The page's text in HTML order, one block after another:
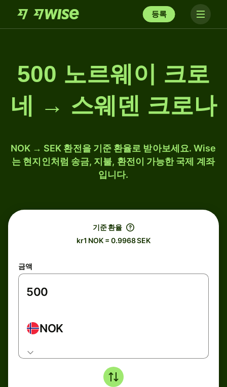
등록
500 노르웨이 크로
네 → 스웨덴 크로나
NOK → SEK 환전을 기준 환율로 받아보세요. Wise
는 현지인처럼 송금, 지불, 환전이 가능한 국제 계좌
입니다.
기준 환율
kr1 NOK = 0.9968 SEK
금액
NOK